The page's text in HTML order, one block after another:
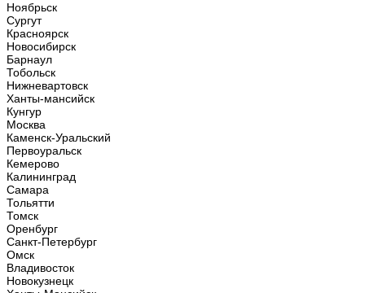
Ноябрьск
Сургут
Красноярск
Новосибирск
Барнаул
Тобольск
Нижневартовск
Ханты-мансийск
Кунгур
Москва
Каменск-Уральский
Первоуральск
Кемерово
Калининград
Самара
Тольятти
Томск
Оренбург
Санкт-Петербург
Омск
Владивосток
Новокузнецк